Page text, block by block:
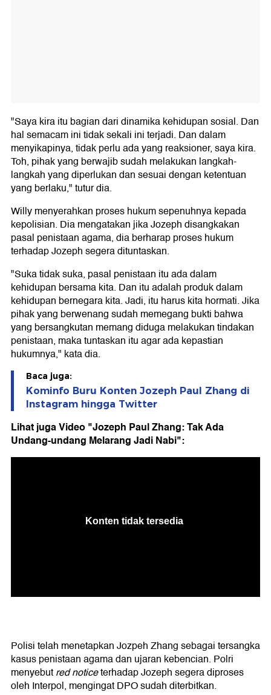
"Saya kira itu bagian dari dinamika kehidupan sosial. Dan
hal semacam ini tidak sekali ini terjadi. Dan dalam
menyikapinya, tidak perlu ada yang reaksioner, saya kira.
Toh, pihak yang berwajib sudah melakukan langkah-
langkah yang diperlukan dan sesuai dengan ketentuan
yang berlaku," tutur dia.
Willy menyerahkan proses hukum sepenuhnya kepada
kepolisian. Dia mengatakan jika Jozeph disangkakan
pasal penistaan agama, dia berharap proses hukum
terhadap Jozeph segera dituntaskan.
"Suka tidak suka, pasal penistaan itu ada dalam
kehidupan bersama kita. Dan itu adalah produk dalam
kehidupan bernegara kita. Jadi, itu harus kita hormati. Jika
pihak yang berwenang sudah memegang bukti bahwa
yang bersangkutan memang diduga melakukan tindakan
penistaan, maka tuntaskan itu agar ada kepastian
hukumnya," kata dia.
Baca juga:
Kominfo Buru Konten Jozeph Paul Zhang di
Instagram hingga Twitter
Lihat juga Video "Jozeph Paul Zhang: Tak Ada
Undang-undang Melarang Jadi Nabi":
Polisi telah menetapkan Jozpeh Zhang sebagai tersangka
kasus penistaan agama dan ujaran kebencian. Polri
menyebutred noticeterhadap Jozeph segera diproses
oleh Interpol, mengingat DPO sudah diterbitkan.